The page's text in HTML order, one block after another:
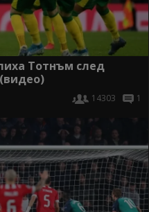
Тотнъм след
14303 1